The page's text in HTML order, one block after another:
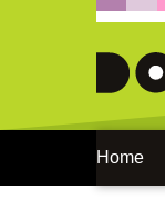
Home